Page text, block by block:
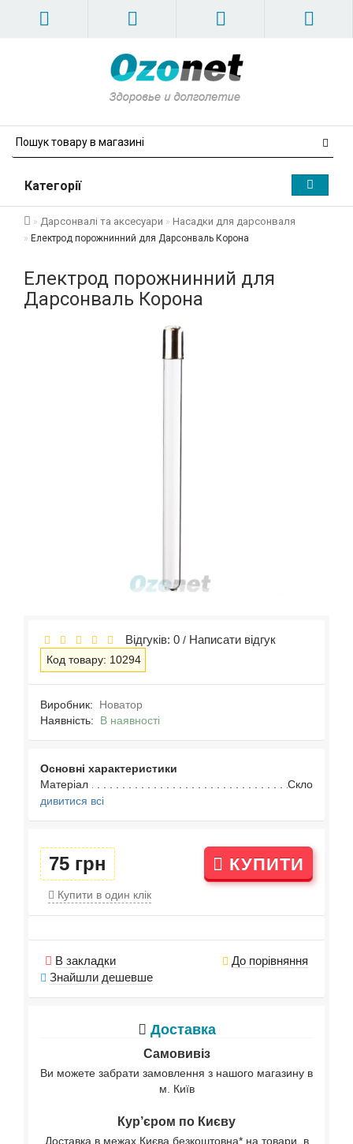
Категорії
Дарсонвалі та аксесуари Насадки для дарсонваля
Електрод порожнинний для Дарсонваль Корона
Електрод порожнинний для
Дарсонваль Корона
Відгуків: 0 / Написати відгук
Код товару: 10294
Виробник:
Новатор
Наявність: В наявності
Основні характеристики
Матеріал
Скло
дивитися всі
75 грн КУПИТИ
Купити в один клік
В закладки
До порівняння
Знайшли дешевше
Доставка
Самовивіз
Ви можете забрати замовлення з нашого магазину в
м. Київ
Кур’єром по Києву
Доставка в межах Києва безкоштовна* на товари, в